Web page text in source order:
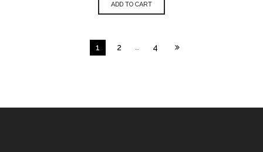
ADD TO CART
1 2 … 4